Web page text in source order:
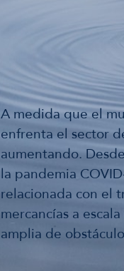
A medida que el
enfrenta el sector
aumentando.
la pandemia
relacionada con el
mercancías a
amplia de